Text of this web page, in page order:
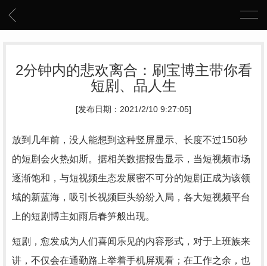
2分钟内的悲欢离合：刷宝博主带你看
短剧、品人生
[发布日期：2021/2/10 9:27:05]
放到几年前，没人能想到这种竖屏显示、长度不过150秒
的短剧会火热如斯。据相关数据报告显示，当短视频市场
逐渐饱和，与短视频生态发展密不可分的短剧正成为该领
域的新蓝海，吸引长视频巨头纷纷入局，各大短视频平台
上的短剧博主如雨后春笋般出现。
短剧，愈发成为人们喜闻乐见的内容形式，对于上班族来
讲，不仅会在通勤路上举着手机屏观看；在工作之余，也